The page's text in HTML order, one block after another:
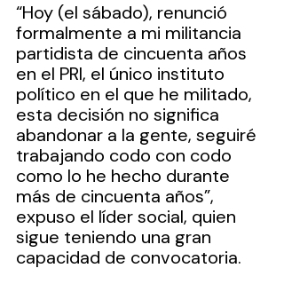
“Hoy (el sábado), renunció
formalmente a mi militancia
partidista de cincuenta años
en el PRI, el único instituto
político en el que he militado,
esta decisión no significa
abandonar a la gente, seguiré
trabajando codo con codo
como lo he hecho durante
más de cincuenta años”,
expuso el líder social, quien
sigue teniendo una gran
capacidad de convocatoria.